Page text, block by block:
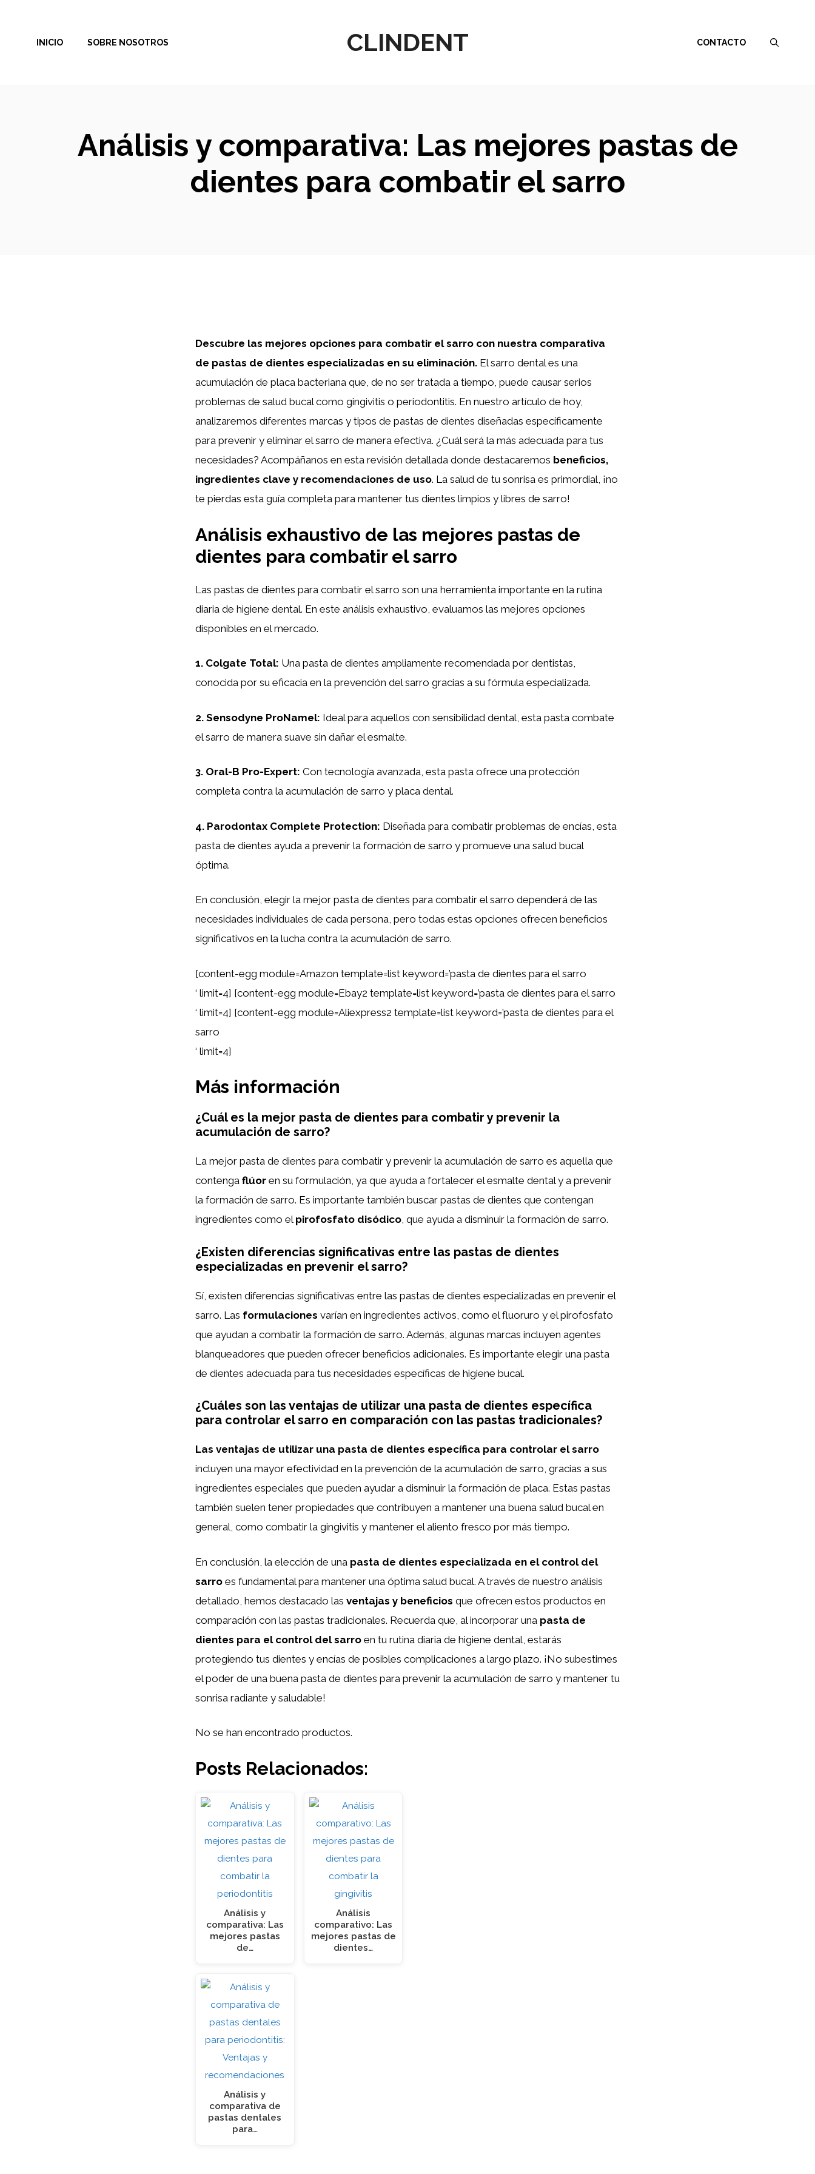
contenido
CLINDENT
INICIO SOBRE NOSOTROS CONTACTO
Análisis y comparativa: Las mejores pastas de
dientes para combatir el sarro
Descubre las mejores opciones para combatir el sarro con nuestra comparativa
de pastas de dientes especializadas en su eliminación. El sarro dental es una
acumulación de placa bacteriana que, de no ser tratada a tiempo, puede causar serios
problemas de salud bucal como gingivitis o periodontitis. En nuestro artículo de hoy,
analizaremos diferentes marcas y tipos de pastas de dientes diseñadas específicamente
para prevenir y eliminar el sarro de manera efectiva. ¿Cuál será la más adecuada para tus
necesidades? Acompáñanos en esta revisión detallada donde destacaremos beneficios,
ingredientes clave y recomendaciones de uso. La salud de tu sonrisa es primordial, ¡no
te pierdas esta guía completa para mantener tus dientes limpios y libres de sarro!
Análisis exhaustivo de las mejores pastas de
dientes para combatir el sarro
Las pastas de dientes para combatir el sarro son una herramienta importante en la rutina
diaria de higiene dental. En este análisis exhaustivo, evaluamos las mejores opciones
disponibles en el mercado.
1. Colgate Total: Una pasta de dientes ampliamente recomendada por dentistas,
conocida por su eficacia en la prevención del sarro gracias a su fórmula especializada.
2. Sensodyne ProNamel: Ideal para aquellos con sensibilidad dental, esta pasta combate
el sarro de manera suave sin dañar el esmalte.
3. Oral-B Pro-Expert: Con tecnología avanzada, esta pasta ofrece una protección
completa contra la acumulación de sarro y placa dental.
4. Parodontax Complete Protection: Diseñada para combatir problemas de encías, esta
pasta de dientes ayuda a prevenir la formación de sarro y promueve una salud bucal
óptima.
En conclusión, elegir la mejor pasta de dientes para combatir el sarro dependerá de las
necesidades individuales de cada persona, pero todas estas opciones ofrecen beneficios
significativos en la lucha contra la acumulación de sarro.
[content-egg module=Amazon template=list keyword=’pasta de dientes para el sarro
‘ limit=4] [content-egg module=Ebay2 template=list keyword=’pasta de dientes para el sarro
‘ limit=4] [content-egg module=Aliexpress2 template=list keyword=’pasta de dientes para el
sarro
‘ limit=4]
Más información
¿Cuál es la mejor pasta de dientes para combatir y prevenir la
acumulación de sarro?
La mejor pasta de dientes para combatir y prevenir la acumulación de sarro es aquella que
contenga flúor en su formulación, ya que ayuda a fortalecer el esmalte dental y a prevenir
la formación de sarro. Es importante también buscar pastas de dientes que contengan
ingredientes como el pirofosfato disódico, que ayuda a disminuir la formación de sarro.
¿Existen diferencias significativas entre las pastas de dientes
especializadas en prevenir el sarro?
Sí, existen diferencias significativas entre las pastas de dientes especializadas en prevenir el
sarro. Las formulaciones varían en ingredientes activos, como el fluoruro y el pirofosfato
que ayudan a combatir la formación de sarro. Además, algunas marcas incluyen agentes
blanqueadores que pueden ofrecer beneficios adicionales. Es importante elegir una pasta
de dientes adecuada para tus necesidades específicas de higiene bucal.
¿Cuáles son las ventajas de utilizar una pasta de dientes específica
para controlar el sarro en comparación con las pastas tradicionales?
Las ventajas de utilizar una pasta de dientes específica para controlar el sarro
incluyen una mayor efectividad en la prevención de la acumulación de sarro, gracias a sus
ingredientes especiales que pueden ayudar a disminuir la formación de placa. Estas pastas
también suelen tener propiedades que contribuyen a mantener una buena salud bucal en
general, como combatir la gingivitis y mantener el aliento fresco por más tiempo.
En conclusión, la elección de una pasta de dientes especializada en el control del
sarro es fundamental para mantener una óptima salud bucal. A través de nuestro análisis
detallado, hemos destacado las ventajas y beneficios que ofrecen estos productos en
comparación con las pastas tradicionales. Recuerda que, al incorporar una pasta de
dientes para el control del sarro en tu rutina diaria de higiene dental, estarás
protegiendo tus dientes y encías de posibles complicaciones a largo plazo. ¡No subestimes
el poder de una buena pasta de dientes para prevenir la acumulación de sarro y mantener tu
sonrisa radiante y saludable!
No se han encontrado productos.
Posts Relacionados:
Análisis y
comparativa: Las
mejores pastas
de…
Análisis y
comparativa de
pastas dentales
para…
Análisis
comparativo: Las
mejores pastas de
dientes…